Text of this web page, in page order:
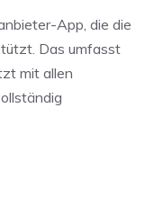
App, die die
Das umfasst
mit allen